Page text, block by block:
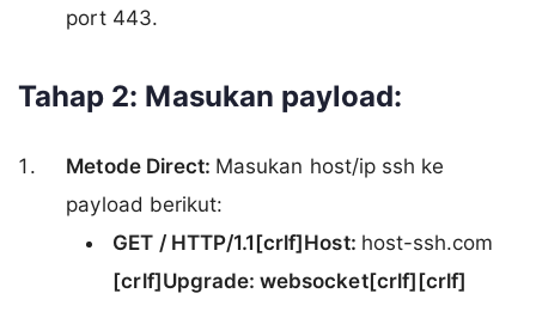
port 443.
Tahap 2: Masukan payload:
Metode Direct: Masukan host/ip ssh ke
payload berikut:
GET / HTTP/1.1[crlf]Host: host-ssh.com
[crlf]Upgrade: websocket[crlf][crlf]